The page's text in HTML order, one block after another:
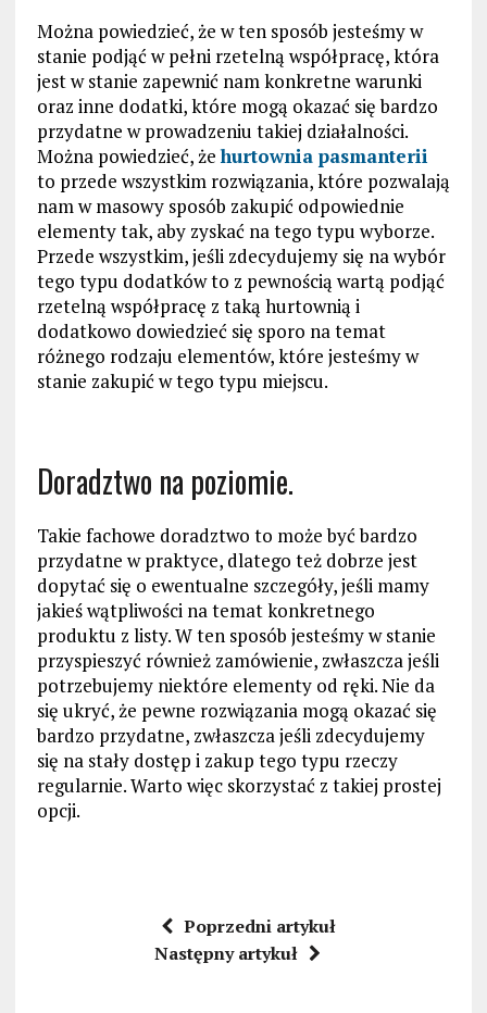
Można powiedzieć, że w ten sposób jesteśmy w
stanie podjąć w pełni rzetelną współpracę, która
jest w stanie zapewnić nam konkretne warunki
oraz inne dodatki, które mogą okazać się bardzo
przydatne w prowadzeniu takiej działalności.
Można powiedzieć, żehurtownia pasmanterii
to przede wszystkim rozwiązania, które pozwalają
nam w masowy sposób zakupić odpowiednie
elementy tak, aby zyskać na tego typu wyborze.
Przede wszystkim, jeśli zdecydujemy się na wybór
tego typu dodatków to z pewnością wartą podjąć
rzetelną współpracę z taką hurtownią i
dodatkowo dowiedzieć się sporo na temat
różnego rodzaju elementów, które jesteśmy w
stanie zakupić w tego typu miejscu.
Doradztwo na poziomie.
Takie fachowe doradztwo to może być bardzo
przydatne w praktyce, dlatego też dobrze jest
dopytać się o ewentualne szczegóły, jeśli mamy
jakieś wątpliwości na temat konkretnego
produktu z listy. W ten sposób jesteśmy w stanie
przyspieszyć również zamówienie, zwłaszcza jeśli
potrzebujemy niektóre elementy od ręki. Nie da
się ukryć, że pewne rozwiązania mogą okazać się
bardzo przydatne, zwłaszcza jeśli zdecydujemy
się na stały dostęp i zakup tego typu rzeczy
regularnie. Warto więc skorzystać z takiej prostej
opcji.
Poprzedni artykuł
Następny artykuł